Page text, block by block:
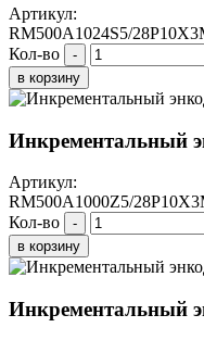
Артикул:
RM500A1024S5/
Кол-во
-
в корзину
Инкрементальный
Артикул:
RM500A1000Z5/
Кол-во
-
в корзину
Инкрементальный